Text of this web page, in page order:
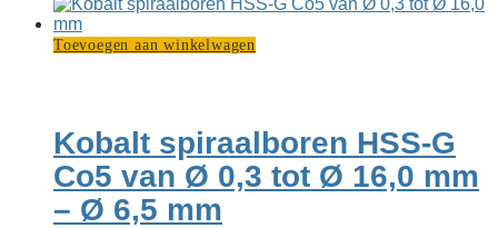
Toevoegen aan winkelwagen
Kobalt spiraalboren HSS-G
Co5 van Ø 0,3 tot Ø 16,0 mm
– Ø 6,5 mm